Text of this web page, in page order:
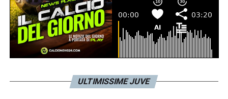
ULTIMISSIME JUVE